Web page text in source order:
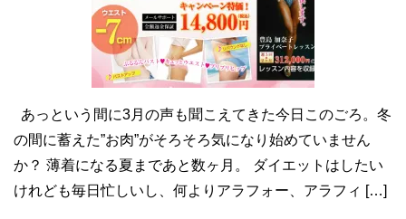
あっという間に3月の声も聞こえてきた今日このごろ。冬
の間に蓄えた”お肉”がそろそろ気になり始めていません
か？ 薄着になる夏まであと数ヶ月。 ダイエットはしたい
けれども毎日忙しいし、何よりアラフォー、アラフィ […]